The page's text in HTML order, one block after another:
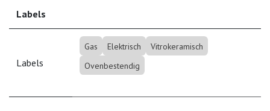
Labels
Labels
Gas Elektrisch
Vitrokeramisch
Ovenbestendig